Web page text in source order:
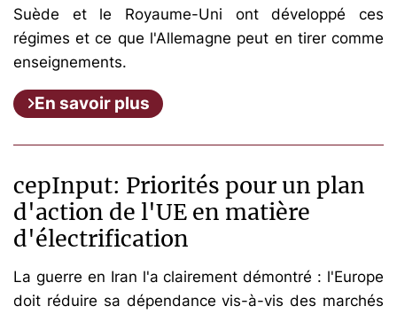
Suède et le Royaume-Uni ont développé ces
régimes et ce que l'Allemagne peut en tirer comme
enseignements.
En savoir plus
cepInput: Priorités pour un plan
d'action de l'UE en matière
d'électrification
La guerre en Iran l'a clairement démontré : l'Europe
doit réduire sa dépendance vis-à-vis des marchés